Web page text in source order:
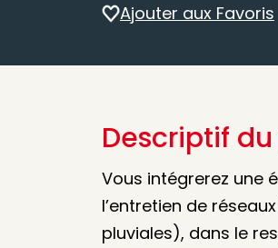
Ajouter aux Favoris
Descriptif
Vous intégrerez une
l’entretien de
pluviales), dans le